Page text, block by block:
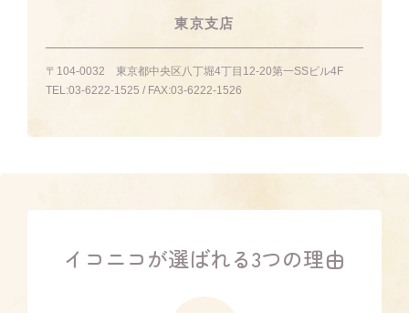
東京支店
〒104-0032 東京都中央区八丁堀4丁目12-20第一SSビル4F
TEL:03-6222-1525 / FAX:03-6222-1526
イコニコが選ばれる3つの理由